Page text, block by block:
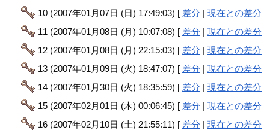
10 (2007年01月07日 (日) 17:49:03) [ 差分 |現在との差分
11 (2007年01月08日 (月) 10:07:08) [ 差分 |現在との差分
12 (2007年01月08日 (月) 22:15:03) [ 差分 |現在との差分
13 (2007年01月09日 (火) 18:47:07) [ 差分 |現在との差分
14 (2007年01月30日 (火) 18:35:59) [ 差分 |現在との差分
15 (2007年02月01日 (木) 00:06:45) [ 差分 |現在との差分
16 (2007年02月10日 (土) 21:55:11) [ 差分 |現在との差分